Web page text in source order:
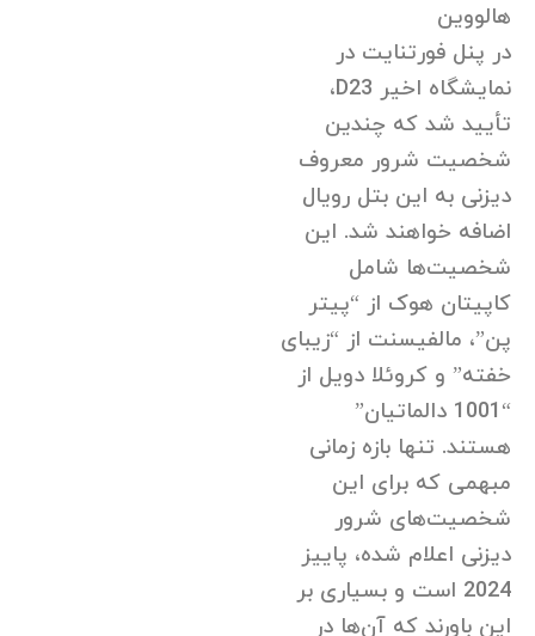
هالووین
در پنل فورتنایت در
نمایشگاه اخیر D23،
تأیید شد که چندین
شخصیت شرور معروف
دیزنی به این بتل رویال
اضافه خواهند شد. این
شخصیت‌ها شامل
کاپیتان هوک از “پیتر
پن”، مالفیسنت از “زیبای
خفته” و کروئلا دویل از
“1001 دالماتیان”
هستند. تنها بازه زمانی
مبهمی که برای این
شخصیت‌های شرور
دیزنی اعلام شده، پاییز
2024 است و بسیاری بر
این باورند که آن‌ها در